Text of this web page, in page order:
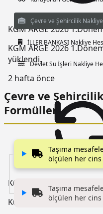
KGM ARGE 2026
KGM ARGE 2026
yüklendi.
2 hafta önce
Kültür Bakanlığı Analizleri
Kültür Bakanlığı Analizleri
Çevre ve Şehircilik
İLLER BANKASI Nakliye
Devlet Su İşleri Nakliye
Çevre ve
Formülleri
▶
Taşıma
ölçülen her cins
▶
Taşıma
ölçülen her cins